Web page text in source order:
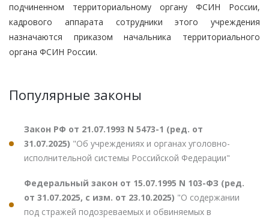
подчиненном территориальному органу ФСИН России,
кадрового аппарата сотрудники этого учреждения
назначаются приказом начальника территориального
органа ФСИН России.
Популярные законы
Закон РФ от 21.07.1993 N 5473-1 (ред. от
31.07.2025) "Об учреждениях и органах уголовно-
исполнительной системы Российской Федерации"
Федеральный закон от 15.07.1995 N 103-ФЗ (ред.
от 31.07.2025, с изм. от 23.10.2025) "О содержании
под стражей подозреваемых и обвиняемых в